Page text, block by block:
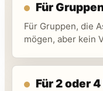
Für
Für Gruppen, die
mögen, aber kein
Für 2 oder